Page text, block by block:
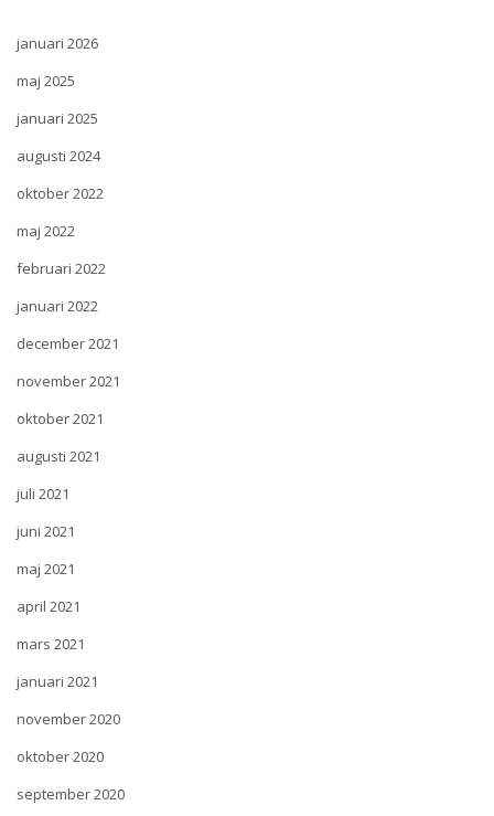
januari 2026
maj 2025
januari 2025
augusti 2024
oktober 2022
maj 2022
februari 2022
januari 2022
december 2021
november 2021
oktober 2021
augusti 2021
juli 2021
juni 2021
maj 2021
april 2021
mars 2021
januari 2021
november 2020
oktober 2020
september 2020